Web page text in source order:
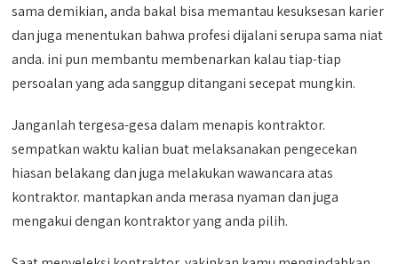
sama demikian, anda bakal bisa memantau kesuksesan karier
dan juga menentukan bahwa profesi dijalani serupa sama niat
anda. ini pun membantu membenarkan kalau tiap-tiap
persoalan yang ada sanggup ditangani secepat mungkin.
Janganlah tergesa-gesa dalam menapis kontraktor.
sempatkan waktu kalian buat melaksanakan pengecekan
hiasan belakang dan juga melakukan wawancara atas
kontraktor. mantapkan anda merasa nyaman dan juga
mengakui dengan kontraktor yang anda pilih.